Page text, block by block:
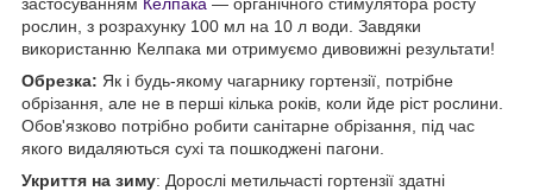
рослин, з розрахунку 100 мл на 10 л води. Завдяки
використанню Келпака ми отримуємо дивовижні результати!
Обрезка: Як і будь-якому чагарнику гортензії, потрібне
обрізання, але не в перші кілька років, коли йде ріст рослини.
Обов'язково потрібно робити санітарне обрізання, під час
якого видаляються сухі та пошкоджені пагони.
Укриття на зиму: Дорослі метильчасті гортензії здатні